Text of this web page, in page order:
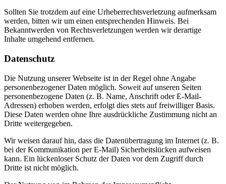
Sollten Sie trotzdem auf eine Urheberrechtsverletzung aufmerksam
werden, bitten wir um einen entsprechenden Hinweis. Bei
Bekanntwerden von Rechtsverletzungen werden wir derartige
Inhalte umgehend entfernen.
Datenschutz
Die Nutzung unserer Webseite ist in der Regel ohne Angabe
personenbezogener Daten möglich. Soweit auf unseren Seiten
personenbezogene Daten (z. B. Name, Anschrift oder E-Mail-
Adressen) erhoben werden, erfolgt dies stets auf freiwilliger Basis.
Diese Daten werden ohne Ihre ausdrückliche Zustimmung nicht an
Dritte weitergegeben.
Wir weisen darauf hin, dass die Datenübertragung im Internet (z. B.
bei der Kommunikation per E-Mail) Sicherheitslücken aufweisen
kann. Ein lückenloser Schutz der Daten vor dem Zugriff durch
Dritte ist nicht möglich.